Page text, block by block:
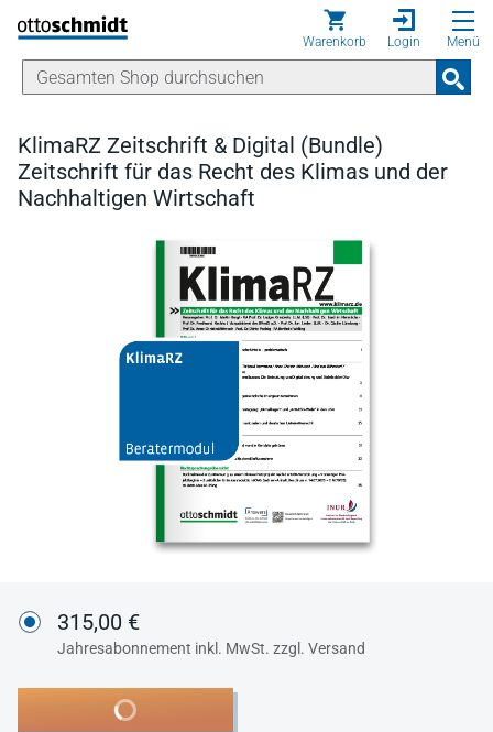
Direkt zum Inhalt
Warenkorb Login Menü
KlimaRZ Zeitschrift & Digital (Bundle)
Zeitschrift für das Recht des Klimas und der
Nachhaltigen Wirtschaft
315,00 €
Jahresabonnement inkl. MwSt. zzgl. Versand
In den Warenkorb